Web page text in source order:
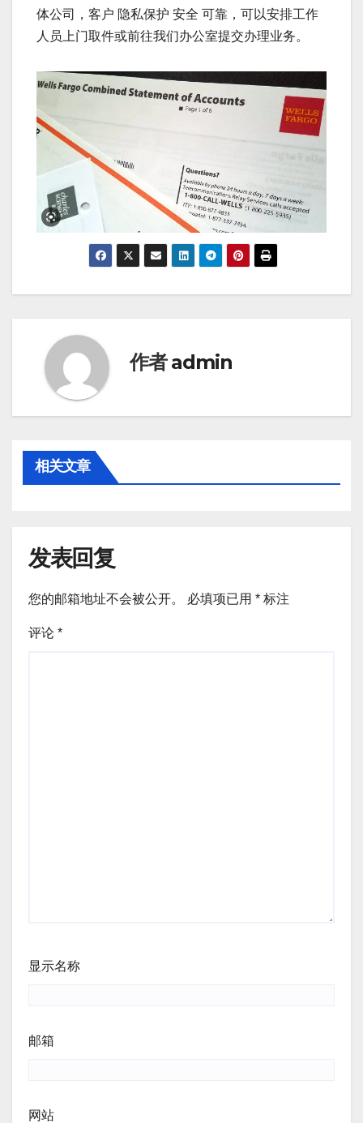
体公司，客户 隐私保护 安全 可靠，可以安排工作
人员上门取件或前往我们办公室提交办理业务。
作者admin
相关文章
发表回复
您的邮箱地址不会被公开。 必填项已用 * 标注
评论 *
显示名称
邮箱
网站